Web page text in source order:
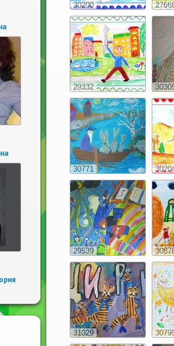
30200
29332
30771
29539
31029